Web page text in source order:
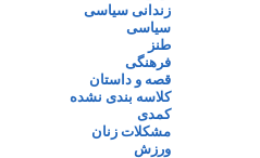
زندانی سیاسی
سیاسی
طنز
فرهنگی
قصه و داستان
کلاسه بندی نشده
کمدی
مشکلات زنان
ورزش